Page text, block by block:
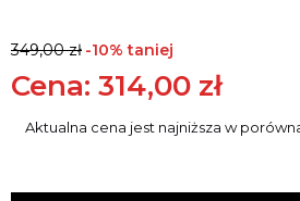
349,00 zł -10% taniej
314,00 zł
Aktualna cena jest najniższa w